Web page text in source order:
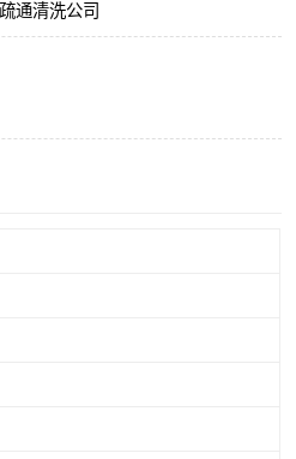
通清洗公司